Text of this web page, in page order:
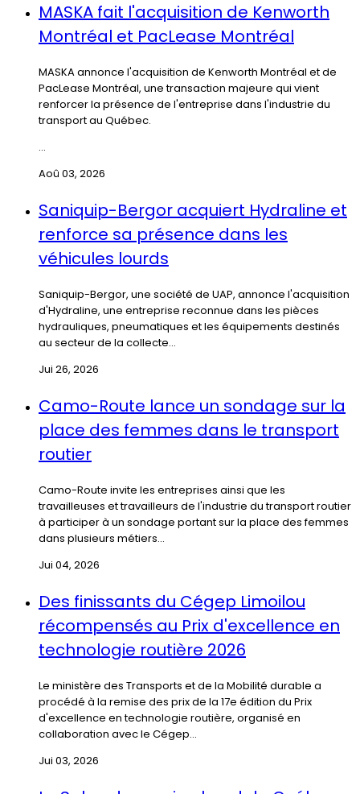
MASKA fait l'acquisition de Kenworth
Montréal et PacLease Montréal
MASKA annonce l'acquisition de Kenworth Montréal et de
PacLease Montréal, une transaction majeure qui vient
renforcer la présence de l'entreprise dans l'industrie du
transport au Québec.
...
Aoû 03, 2026
Saniquip-Bergor acquiert Hydraline et
renforce sa présence dans les
véhicules lourds
Saniquip-Bergor, une société de UAP, annonce l'acquisition
d'Hydraline, une entreprise reconnue dans les pièces
hydrauliques, pneumatiques et les équipements destinés
au secteur de la collecte...
Jui 26, 2026
Camo-Route lance un sondage sur la
place des femmes dans le transport
routier
Camo-Route invite les entreprises ainsi que les
travailleuses et travailleurs de l'industrie du transport routier
à participer à un sondage portant sur la place des femmes
dans plusieurs métiers...
Jui 04, 2026
Des finissants du Cégep Limoilou
récompensés au Prix d'excellence en
technologie routière 2026
Le ministère des Transports et de la Mobilité durable a
procédé à la remise des prix de la 17e édition du Prix
d'excellence en technologie routière, organisé en
collaboration avec le Cégep...
Jui 03, 2026